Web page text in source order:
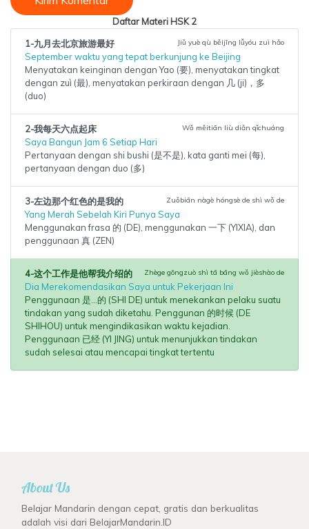
Daftar Materi HSK 2
1-九月去北京旅游最好
Jiǔ yuè qù běijīng lǚyóu zuì hǎo
September waktu yang tepat berkunjung ke Beijing
Menyatakan keinginan dengan Yao (要), menyatakan tingkat
dengan zuì (最), menyatakan perkiraan dengan 几 (ji)，多
(duo)
2-我每天六点起床 Wǒ měitiān liù diǎn qǐchuáng
Saya Bangun Jam 6 Setiap Hari
Pertanyaan dengan shi bushi (是不是), kata ganti mei (每),
pertanyaan dengan duo (多)
3-左边那个红色的是我的 Zuǒbiān nàgè hóngsè de shì wǒ de
Yang Merah Sebelah Kiri Punya Saya
Menggunakan frasa 的 (DE), menggunakan 一下 (YIXIA), dan
penggunaan 真 (ZEN)
4-这个工作是他帮我介绍的 Zhège gōngzuò shì tā bāng wǒ jièshào de
Dia Merekomendasikan Saya untuk Pekerjaan Ini
Penggunaan 是...的 (SHI DE) untuk menekankan pelaku suatu
tindakan yang sudah diketahu. Penggunan 的时候 (DE
SHIHOU) untuk mengindikasikan waktu kejadian.
Penggunaan 已经 (YI JING) untuk menunjukkan tindakan
sudah selesai atau mencapai tingkat tertentu
About Us
Belajar Mandarin dengan cepat, gratis dan berkualitas
adalah visi dari BelajarMandarin.ID